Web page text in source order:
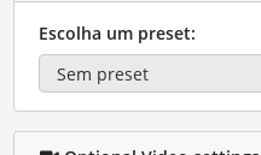
Escolha um preset: